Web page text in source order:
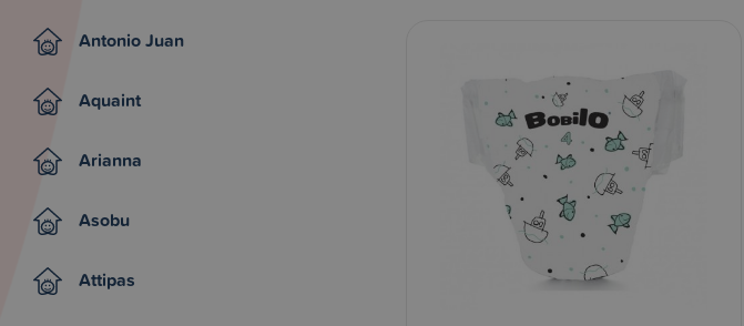
Antonio Juan
Aquaint
Arianna
Asobu
Attipas